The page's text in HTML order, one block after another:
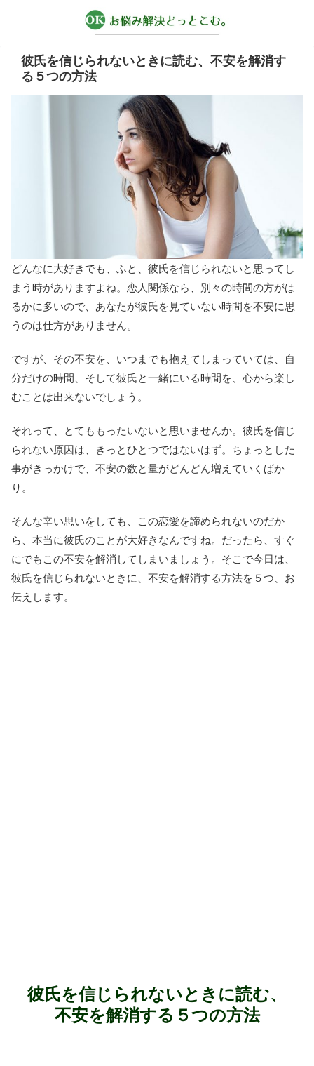
彼氏を信じられないときに読む、不安を解消す
る５つの方法
どんなに大好きでも、ふと、彼氏を信じられないと思ってし
まう時がありますよね。恋人関係なら、別々の時間の方がは
るかに多いので、あなたが彼氏を見ていない時間を不安に思
うのは仕方がありません。
ですが、その不安を、いつまでも抱えてしまっていては、自
分だけの時間、そして彼氏と一緒にいる時間を、心から楽し
むことは出来ないでしょう。
それって、とてももったいないと思いませんか。彼氏を信じ
られない原因は、きっとひとつではないはず。ちょっとした
事がきっかけで、不安の数と量がどんどん増えていくばか
り。
そんな辛い思いをしても、この恋愛を諦められないのだか
ら、本当に彼氏のことが大好きなんですね。だったら、すぐ
にでもこの不安を解消してしまいましょう。そこで今日は、
彼氏を信じられないときに、不安を解消する方法を５つ、お
伝えします。
彼氏を信じられないときに読む、
不安を解消する５つの方法